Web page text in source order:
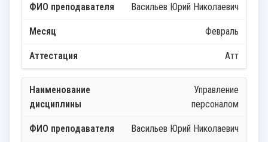
Васильев Юрий Николаевич
Февраль
Атт
Управление
персоналом
Васильев Юрий Николаевич